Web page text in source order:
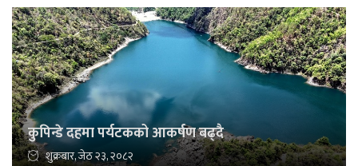
कुपिन्डे दहमा पर्यटकको आकर्षण बढ्दै
शुक्रबार, जेठ २३, २०८२